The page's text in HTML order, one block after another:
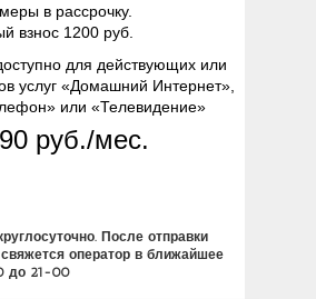
в рассрочку.
взнос 1200 руб.
для действующих или
услуг «Домашний Интернет»,
или «Телевидение»
руб./мес.
После отправки
оператор в ближайшее
до 21-00